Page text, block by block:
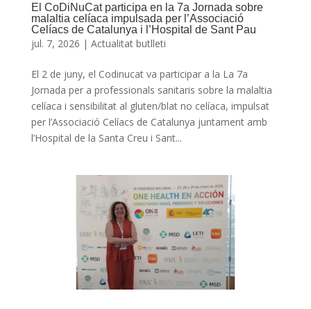
El CoDiNuCat participa en la 7a Jornada sobre
malaltia celíaca impulsada per l’Associació
Celíacs de Catalunya i l’Hospital de Sant Pau
jul. 7, 2026 | Actualitat butlleti
El 2 de juny, el Codinucat va participar a la La 7a
Jornada per a professionals sanitaris sobre la malaltia
celíaca i sensibilitat al gluten/blat no celíaca, impulsat
per l’Associació Celíacs de Catalunya juntament amb
l’Hospital de la Santa Creu i Sant...